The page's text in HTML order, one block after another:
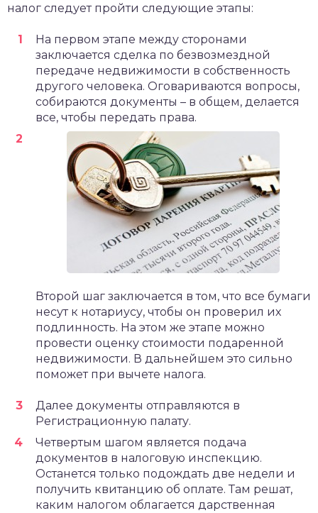
налог следует пройти следующие этапы:
На первом этапе между сторонами
заключается сделка по безвозмездной
передаче недвижимости в собственность
другого человека. Оговариваются вопросы,
собираются документы – в общем, делается
все, чтобы передать права.
Второй шаг заключается в том, что все бумаги
несут к нотариусу, чтобы он проверил их
подлинность. На этом же этапе можно
провести оценку стоимости подаренной
недвижимости. В дальнейшем это сильно
поможет при вычете налога.
Далее документы отправляются в
Регистрационную палату.
Четвертым шагом является подача
документов в налоговую инспекцию.
Останется только подождать две недели и
получить квитанцию об оплате. Там решат,
каким налогом облагается дарственная